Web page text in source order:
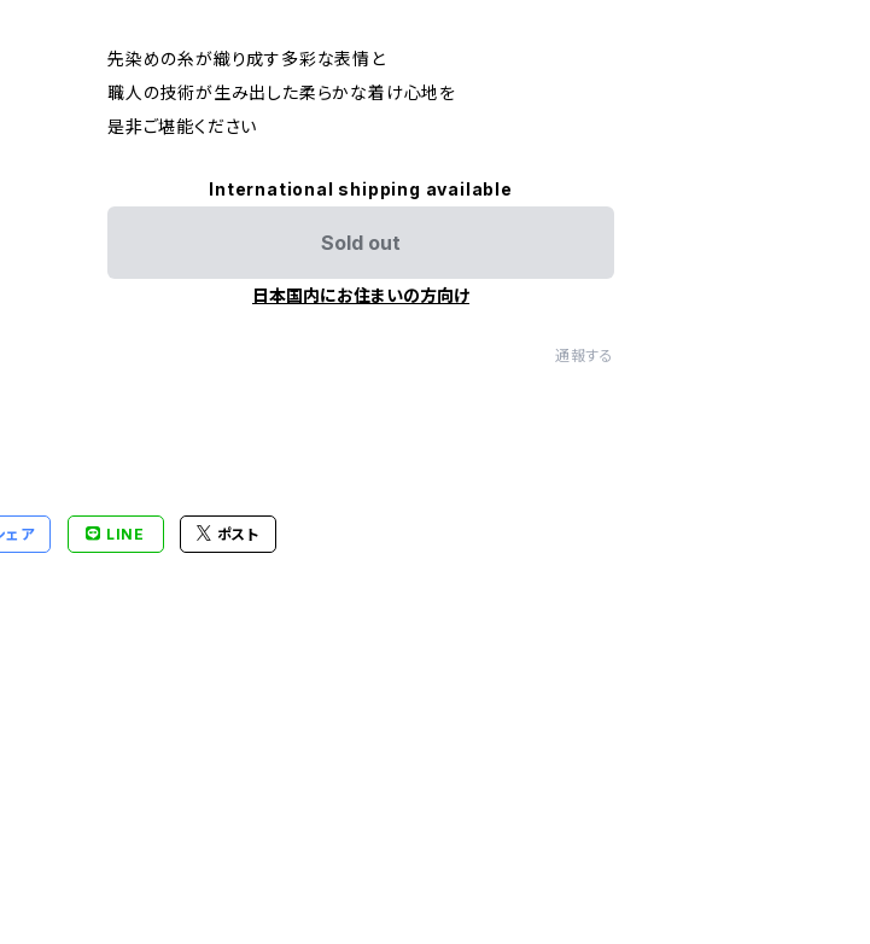
先染めの糸が織り成す多彩な表情と
職人の技術が生み出した柔らかな着け心地を
是非ご堪能ください
International shipping available
Sold out
日本国内にお住まいの方向け
通報する
ェア LINE ポスト